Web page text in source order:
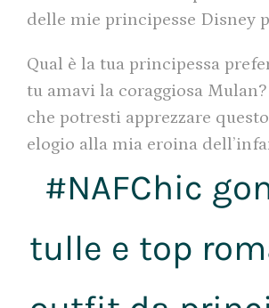
delle mie principesse Disney
Qual è la tua principessa
tu amavi la coraggiosa Mulan?
che potresti apprezzare
elogio alla mia eroina
#NAFChic
tulle e top